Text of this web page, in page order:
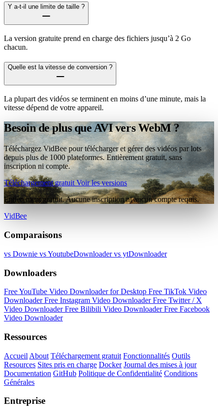
Y a-t-il une limite de taille ?
La version gratuite prend en charge des fichiers jusqu’à 2 Go
chacun.
Quelle est la vitesse de conversion ?
La plupart des vidéos se terminent en moins d’une minute, mais la
vitesse dépend de votre appareil.
Besoin de plus que AVI vers WebM ?
Téléchargez VidBee pour télécharger et gérer des vidéos par lots
depuis plus de 1000 plateformes. Entièrement gratuit, sans
inscription ni compte.
Téléchargement gratuitVoir les versions
Entièrement gratuit. Aucune inscription ni aucun compte requis.
VidBee
Comparaisons
vs Downie vs YoutubeDownloadervs ytDownloader
Downloaders
Free YouTube Video Downloader for Desktop Free TikTok Video
DownloaderFree Instagram Video DownloaderFree Twitter / X
Video DownloaderFree Bilibili Video DownloaderFree Facebook
Video Downloader
Ressources
Accueil About Téléchargement gratuit Fonctionnalités Outils
Resources Sites pris en charge Docker Journal des mises à jour
Documentation GitHub Politique de Confidentialité Conditions
Générales
Entreprise